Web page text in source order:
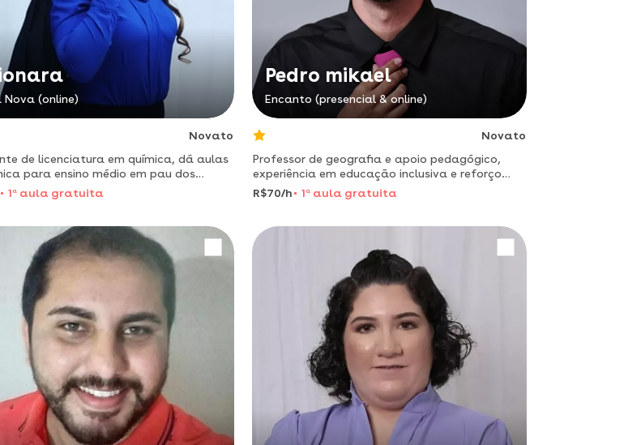
Nova (online)
Novato
de licenciatura em química, dá aulas
para ensino médio em pau dos
1 a aula gratuita
Pedro mikael
Encanto (presencial & online)
Novato
Professor de geografia e apoio pedagógico,
experiência em educação inclusiva e reforço
escolar.
R$70/h 1 aaula gratuita